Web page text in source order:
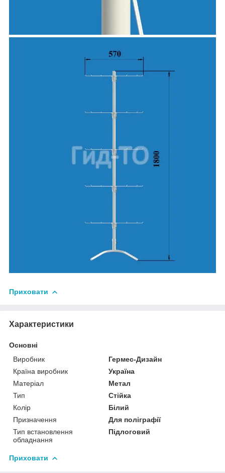
Приховати
Характеристики
Основні
Виробник
Гермес-Дизайн
Країна виробник
Україна
Матеріал
Метал
Тип
Стійка
Колір
Білий
Призначення
Для поліграфії
Тип встановлення
обладнання
Підлоговий
Приховати